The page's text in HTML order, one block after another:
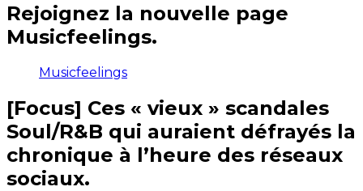
Rejoignez la nouvelle page
Musicfeelings.
Musicfeelings
[Focus] Ces « vieux » scandales
Soul/R&B qui auraient défrayés la
chronique à l’heure des réseaux
sociaux.